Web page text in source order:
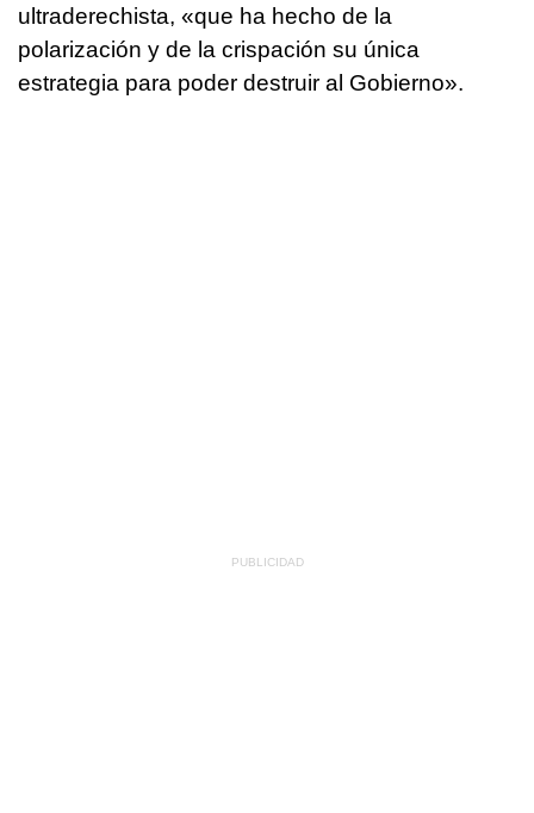
ultraderechista, «que ha hecho de la
polarización y de la crispación su única
estrategia para poder destruir al Gobierno».